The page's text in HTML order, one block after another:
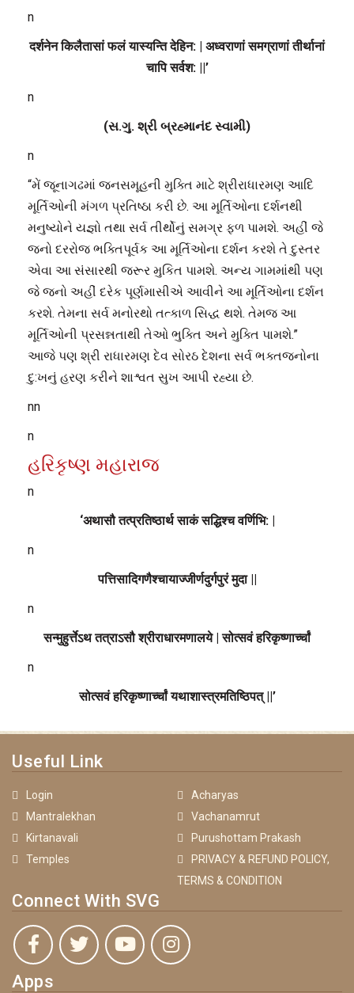
n
दर्शनेन किलैतासां फलं यास्यन्ति देहिन: | अध्वराणां समग्राणां तीर्थानां
चापि सर्वश: ||’
n
(સ.ગુ. શ્રી બ્રહ્માનંદ સ્વામી)
n
“મેં જૂનાગઢમાં જનસમૂહની મુક્તિ માટે શ્રીરાધારમણ આદિ
મૂર્તિઓની મંગળ પ્રતિષ્ઠા કરી છે. આ મૂર્તિઓના દર્શનથી
મનુષ્યોને યજ્ઞો તથા સર્વ તીર્થોનું સમગ્ર ફળ પામશે. અહીં જે
જનો દરરોજ ભક્તિપૂર્વક આ મૂર્તિઓના દર્શન કરશે તે દુસ્તર
એવા આ સંસારથી જરૂર મુકિત પામશે. અન્ય ગામમાંથી પણ
જે જનો અહીં દરેક પૂર્ણમાસીએ આવીને આ મૂર્તિઓના દર્શન
કરશે. તેમના સર્વ મનોરથો તત્કાળ સિદ્ધ થશે. તેમજ આ
મૂર્તિઓની પ્રસન્નતાથી તેઓ ભુક્તિ અને મુક્તિ પામશે.”
આજે પણ શ્રી રાધારમણ દેવ સોરઠ દેશના સર્વ ભક્તજનોના
દુ:ખનું હરણ કરીને શાશ્વત સુખ આપી રહ્યા છે.
nn
n
હરિકૃષ્ણ મહારાજ
n
‘अथासौ तत्प्रतिष्ठार्थ साकं सद्धिश्च वर्णिभि: |
n
पत्तिसादिगणैश्चायाज्जीर्णदुर्गपुरं मुदा ||
n
सन्मुहुर्त्तेऽथ तत्राऽसौ श्रीराधारमणालये | सोत्सवं हरिकृष्णार्च्चां
n
सोत्सवं हरिकृष्णार्च्चां यथाशास्त्रमतिष्ठिपत् ||’
Useful Link
Login
Acharyas
Mantralekhan
Vachanamrut
Kirtanavali
Purushottam Prakash
Temples
PRIVACY & REFUND POLICY,
TERMS & CONDITION
Connect With SVG
Apps